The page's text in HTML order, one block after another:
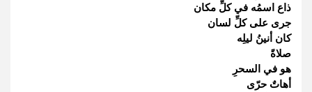
ذاع اسمُه في كلِّ مكان
جرى على كلِّ لسان
كان أنينُ ليلِه
صلاةً
هو في السحرِ
أهاتٌ حرّى